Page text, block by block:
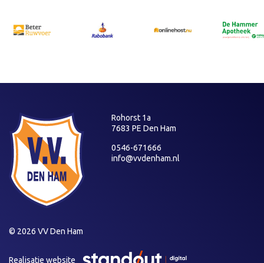
Rohorst 1a
7683 PE Den Ham
0546-671666
info@vvdenham.nl
© 2026 VV Den Ham
Realisatie website